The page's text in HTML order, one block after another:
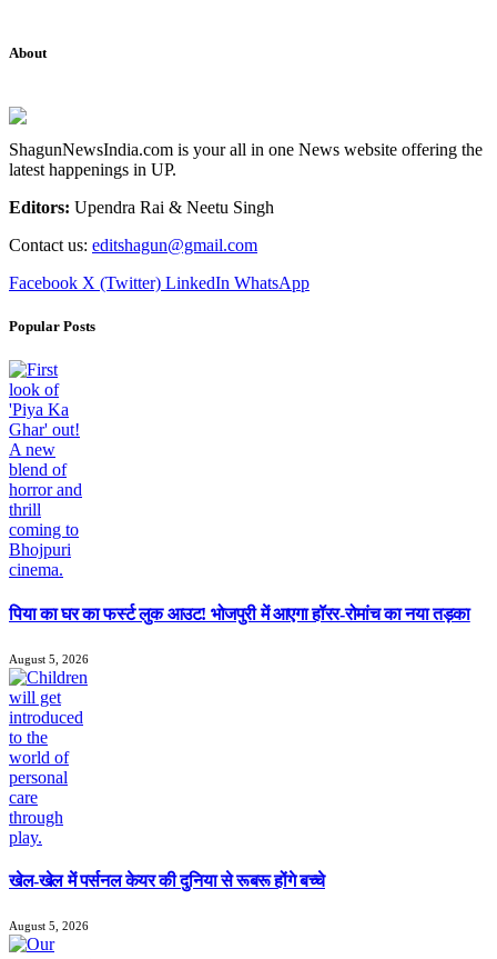
About
ShagunNewsIndia.com is your all in one News website offering the
latest happenings in UP.
Editors: Upendra Rai & Neetu Singh
Contact us: editshagun@gmail.com
Facebook X (Twitter) LinkedIn WhatsApp
Popular Posts
पिया का घर का फर्स्ट लुक आउट! भोजपुरी में आएगा हॉरर-रोमांच का नया तड़का
August 5, 2026
खेल-खेल में पर्सनल केयर की दुनिया से रूबरू होंगे बच्चे
August 5, 2026